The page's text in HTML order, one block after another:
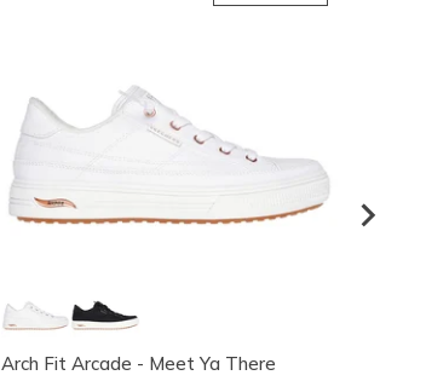
Arch Fit Arcade - Meet Ya There